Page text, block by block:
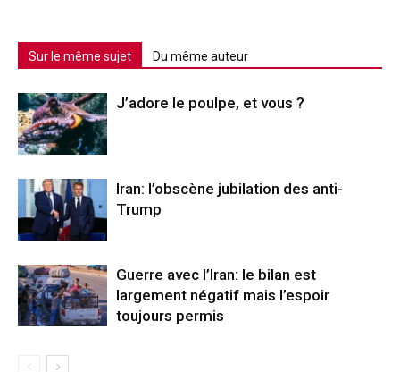
Sur le même sujet Du même auteur
J’adore le poulpe, et vous ?
Iran: l’obscène jubilation des anti-
Trump
Guerre avec l’Iran: le bilan est
largement négatif mais l’espoir
toujours permis